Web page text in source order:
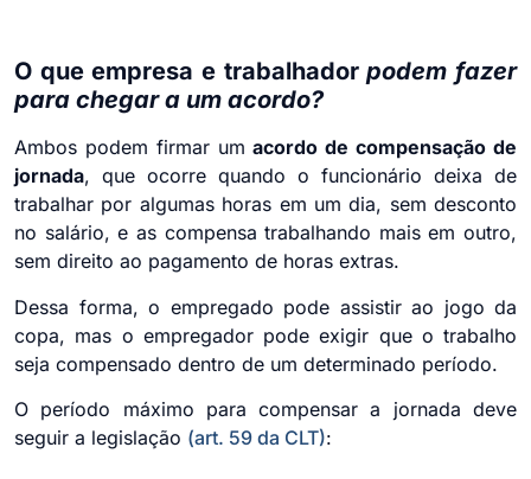
O que empresa e trabalhadorpodem fazer
para chegar a um acordo?
Ambos podem firmar umacordo de compensação de
jornada, que ocorre quando o funcionário deixa de
trabalhar por algumas horas em um dia, sem desconto
no salário, e as compensa trabalhando mais em outro,
sem direito ao pagamento de horas extras.
Dessa forma, o empregado pode assistir ao jogo da
copa, mas o empregador pode exigir que o trabalho
seja compensado dentro de um determinado período.
O período máximo para compensar a jornada deve
seguir a legislação (art. 59 da CLT):